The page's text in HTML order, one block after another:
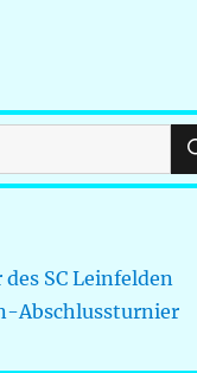
SC Leinfelden
Abschlussturnier